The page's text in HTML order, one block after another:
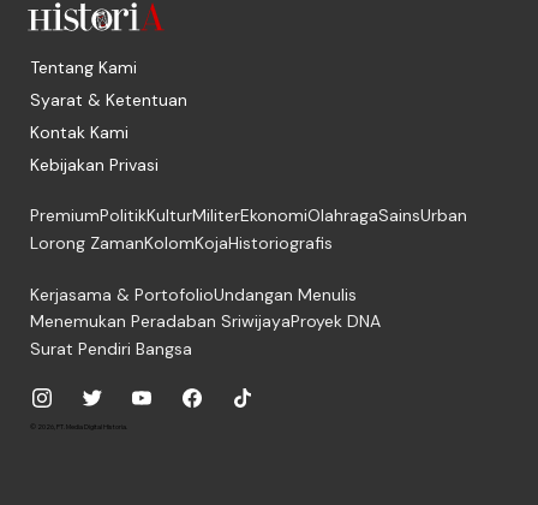
Tentang Kami
Syarat & Ketentuan
Kontak Kami
Kebijakan Privasi
PremiumPolitikKulturMiliterEkonomiOlahragaSainsUrban
Lorong ZamanKolomKojaHistoriografis
Kerjasama & PortofolioUndangan Menulis
Menemukan Peradaban SriwijayaProyek DNA
Surat Pendiri Bangsa
© 2026, PT. Media Digital Historia.